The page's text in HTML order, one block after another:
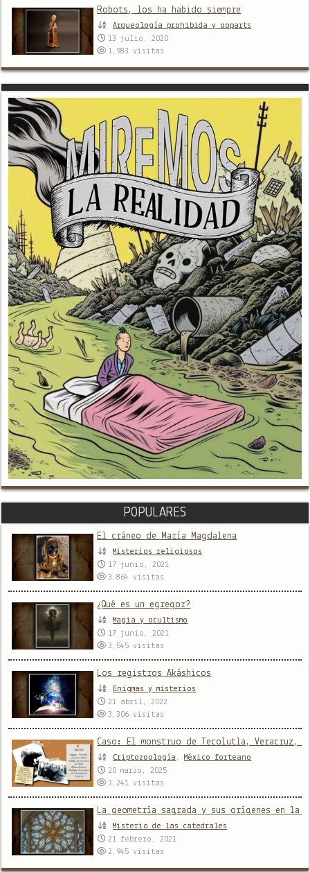
Robots, los ha habido siempre
Arqueología prohibida y ooparts
13 julio, 2020
1,983visitas
POPULARES
El cráneo de María Magdalena
Misterios religiosos
17 junio, 2021
3,864visitas
¿Qué es un egregor?
Magia y ocultismo
17 junio, 2021
3,545visitas
Los registros Akáshicos
Enigmas y misterios
21 abril, 2022
3,306visitas
Caso: El monstruo de Tecolutla, Veracruz,
Criptozoología , México forteano
20 marzo, 2025
3,241visitas
La geometría sagrada y sus orígenes en la
Misterio de las catedrales
21 febrero, 2021
2,945visitas